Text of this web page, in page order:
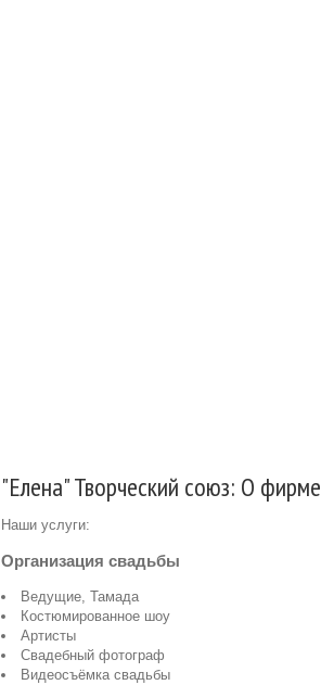
"Елена" Творческий союз: О фирме
Наши услуги:
Организация свадьбы
Ведущие, Тамада
Костюмированное шоу
Артисты
Свадебный фотограф
Видеосъёмка свадьбы